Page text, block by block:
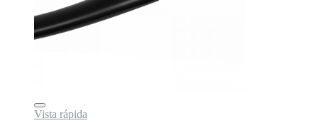
Vista rápida